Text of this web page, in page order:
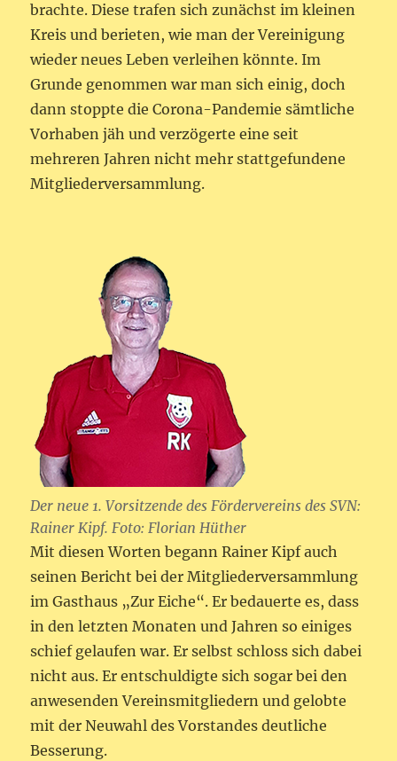
brachte. Diese trafen sich zunächst im kleinen
Kreis und berieten, wie man der Vereinigung
wieder neues Leben verleihen könnte. Im
Grunde genommen war man sich einig, doch
dann stoppte die Corona-Pandemie sämtliche
Vorhaben jäh und verzögerte eine seit
mehreren Jahren nicht mehr stattgefundene
Mitgliederversammlung.
Der neue 1. Vorsitzende des Fördervereins des SVN:
Rainer Kipf. Foto: Florian Hüther
Mit diesen Worten begann Rainer Kipf auch
seinen Bericht bei der Mitgliederversammlung
im Gasthaus „Zur Eiche“. Er bedauerte es, dass
in den letzten Monaten und Jahren so einiges
schief gelaufen war. Er selbst schloss sich dabei
nicht aus. Er entschuldigte sich sogar bei den
anwesenden Vereinsmitgliedern und gelobte
mit der Neuwahl des Vorstandes deutliche
Besserung.